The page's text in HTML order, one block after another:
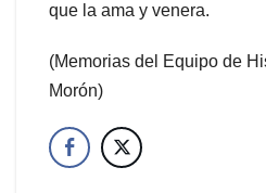
que la ama y venera.
(Memorias del Equipo de
Morón)